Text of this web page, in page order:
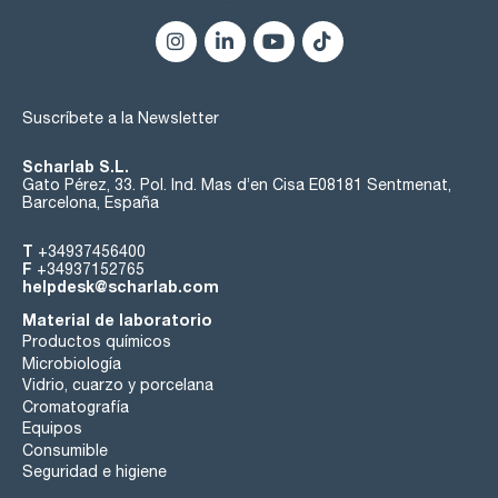
cetonas, ésteres y éteres.
- Minisart® Poliamida (NY) combina un flujo ultrarrápido con
- Minisart® SRP con una membrana de PTFE químicamente
para disolventes agresivos con un pH de 1 a 14.
Suscríbete a la Newsletter
Scharlab S.L.
Gato Pérez, 33. Pol. Ind. Mas d’en Cisa E08181 Sentmenat,
Barcelona, España
T +34937456400
F +34937152765
helpdesk@scharlab.com
Material de laboratorio
Productos químicos
Microbiología
Vidrio, cuarzo y porcelana
Cromatografía
Equipos
Consumible
Seguridad e higiene